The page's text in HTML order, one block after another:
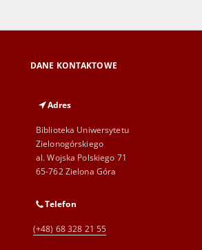
DANE KONTAKTOWE
Adres
Biblioteka Uniwersytetu
Zielonogórskiego
al. Wojska Polskiego 71
65-762 Zielona Góra
Telefon
(+48) 68 328 21 55